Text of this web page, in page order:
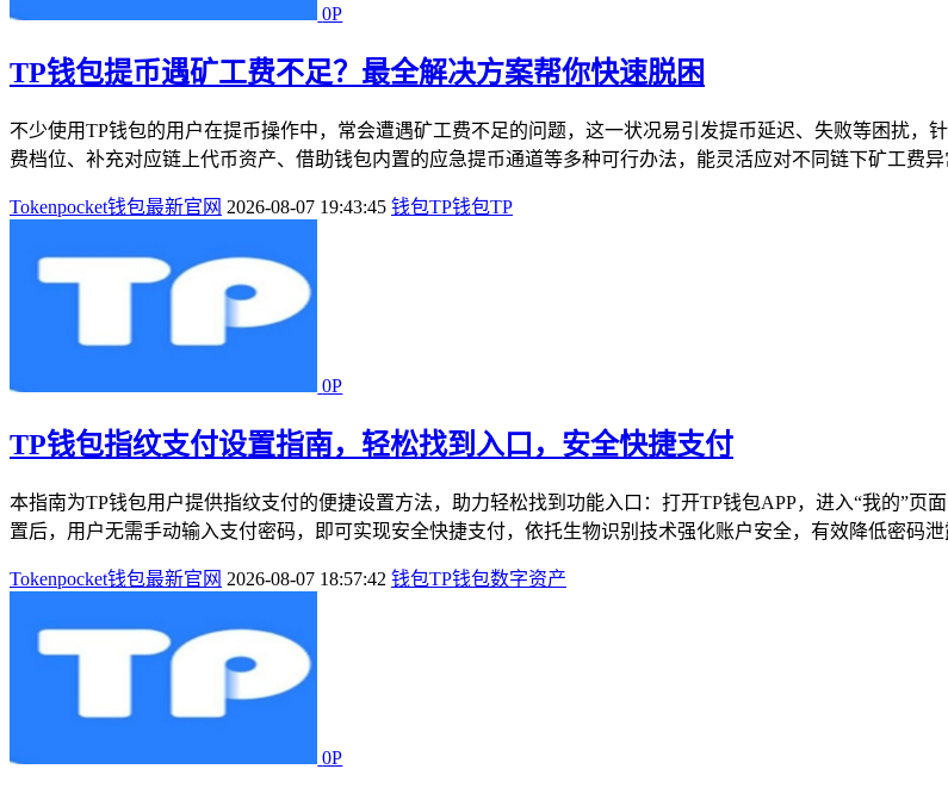
0P
TP钱包提币遇矿工费不足？最全解决方案帮你快速脱困
不少使用TP钱包的用户在提币操作中，常会遭遇矿工费不足的问题，这一状况易引发提币延迟、失败等困扰
费档位、补充对应链上代币资产、借助钱包内置的应急提币通道等多种可行办法，能灵活应对不同链下矿工费
Tokenpocket钱包最新官网 2026-08-07 19:43:45 钱包TP钱包TP
0P
TP钱包指纹支付设置指南，轻松找到入口，安全快捷支付
本指南为TP钱包用户提供指纹支付的便捷设置方法，助力轻松找到功能入口：打开TP钱包APP，进入“我的”
置后，用户无需手动输入支付密码，即可实现安全快捷支付，依托生物识别技术强化账户安全，有效降低密码
Tokenpocket钱包最新官网 2026-08-07 18:57:42 钱包TP钱包数字资产
0P